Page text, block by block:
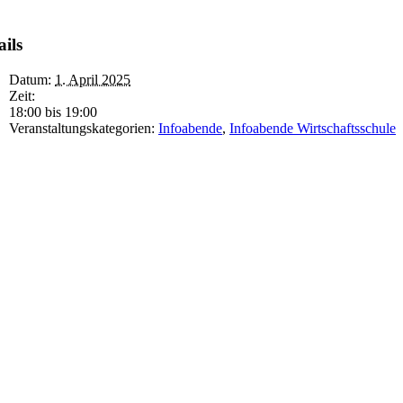
Datum: 1. April 2025
Zeit:
18:00 bis 19:00
Veranstaltungskategorien: Infoabende, Infoabende Wirtschaftsschule